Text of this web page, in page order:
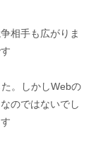
相手も広がりま
。しかしWebの
のではないでし